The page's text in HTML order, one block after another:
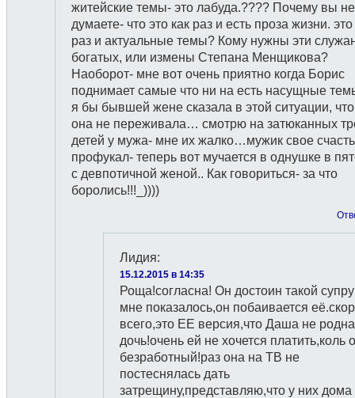
житейские темы- это лабуда.???? Почему вы не
думаете- что это как раз и есть проза жизни. это
раз и актуальные темы? Кому нужны эти
богатых, или измены Степана Менщикова?
Наоборот- мне вот очень приятно когда Борис
поднимает самые что ни на есть насущные
я бы бывшей жене сказала в этой ситуации,
она не переживала… смотрю на затюканных
детей у мужа- мне их жалко…мужик свое
профукал- теперь вот мучается в однушке в
с девпотичной женой.. Как говориться- за что
боролись!!!_))))
Лидия:
15.12.2015 в 14:35
Роща!согласна! Он достоин такой
мне показалось,он побаивается
всего,это ЕЕ версия,что Даша не
дочь!очень ей не хочется платить,коль
безработный!раз она на ТВ не
постеснялась дать
затрещину,представляю,что у них дома